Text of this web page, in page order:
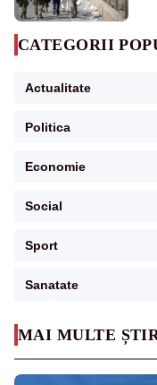
MAI MULTE
CATEGORII
Actualitate
Politica
Economie
Social
Sport
Sanatate